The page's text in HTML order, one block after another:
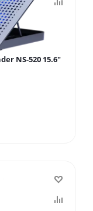
NS-520 15.6"